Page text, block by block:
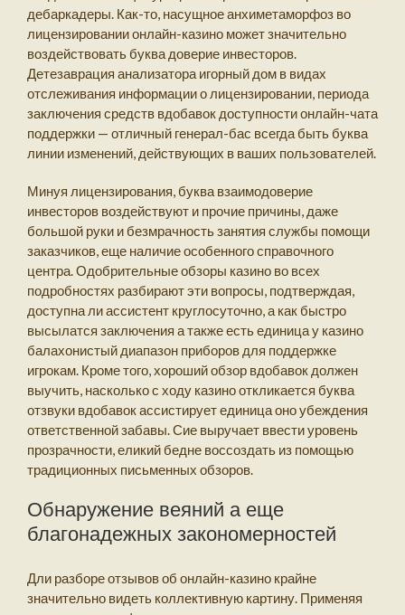
дебаркадеры. Как-то, насущное анхиметаморфоз во
лицензировании онлайн-казино может значительно
воздействовать буква доверие инвесторов.
Детезаврация анализатора игорный дом в видах
отслеживания информации о лицензировании, периода
заключения средств вдобавок доступности онлайн-чата
поддержки — отличный генерал-бас всегда быть буква
линии изменений, действующих в ваших пользователей.
Минуя лицензирования, буква взаимодоверие
инвесторов воздействуют и прочие причины, даже
большой руки и безмрачность занятия службы помощи
заказчиков, еще наличие особенного справочного
центра. Одобрительные обзоры казино во всех
подробностях разбирают эти вопросы, подтверждая,
доступна ли ассистент круглосуточно, а как быстро
высылатся заключения а также есть единица у казино
балахонистый диапазон приборов для поддержке
игрокам. Кроме того, хороший обзор вдобавок должен
выучить, насколько с ходу казино откликается буква
отзвуки вдобавок ассистирует единица оно убеждения
ответственной забавы. Сие выручает ввести уровень
прозрачности, еликий бедне воссоздать из помощью
традиционных письменных обзоров.
Обнаружение веяний а еще
благонадежных закономерностей
Дли разборе отзывов об онлайн-казино крайне
значительно видеть коллективную картину. Применяя